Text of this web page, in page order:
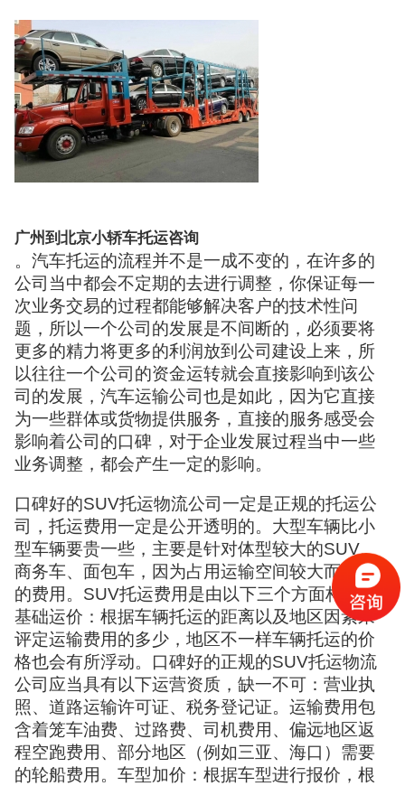
广州到北京小轿车托运咨询
。汽车托运的流程并不是一成不变的，在许多的
公司当中都会不定期的去进行调整，你保证每一
次业务交易的过程都能够解决客户的技术性问
题，所以一个公司的发展是不间断的，必须要将
更多的精力将更多的利润放到公司建设上来，所
以往往一个公司的资金运转就会直接影响到该公
司的发展，汽车运输公司也是如此，因为它直接
为一些群体或货物提供服务，直接的服务感受会
影响着公司的口碑，对于企业发展过程当中一些
业务调整，都会产生一定的影响。
口碑好的SUV托运物流公司一定是正规的托运公
司，托运费用一定是公开透明的。大型车辆比小
型车辆要贵一些，主要是针对体型较大的SUV、
商务车、面包车，因为占用运输空间较大而产生
的费用。SUV托运费用是由以下三个方面构成：
基础运价：根据车辆托运的距离以及地区因素来
评定运输费用的多少，地区不一样车辆托运的价
格也会有所浮动。口碑好的正规的SUV托运物流
公司应当具有以下运营资质，缺一不可：营业执
照、道路运输许可证、税务登记证。运输费用包
含着笼车油费、过路费、司机费用、偏远地区返
程空跑费用、部分地区（例如三亚、海口）需要
的轮船费用。车型加价：根据车型进行报价，根